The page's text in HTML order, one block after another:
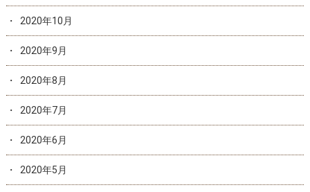
2020年10月
2020年9月
2020年8月
2020年7月
2020年6月
2020年5月